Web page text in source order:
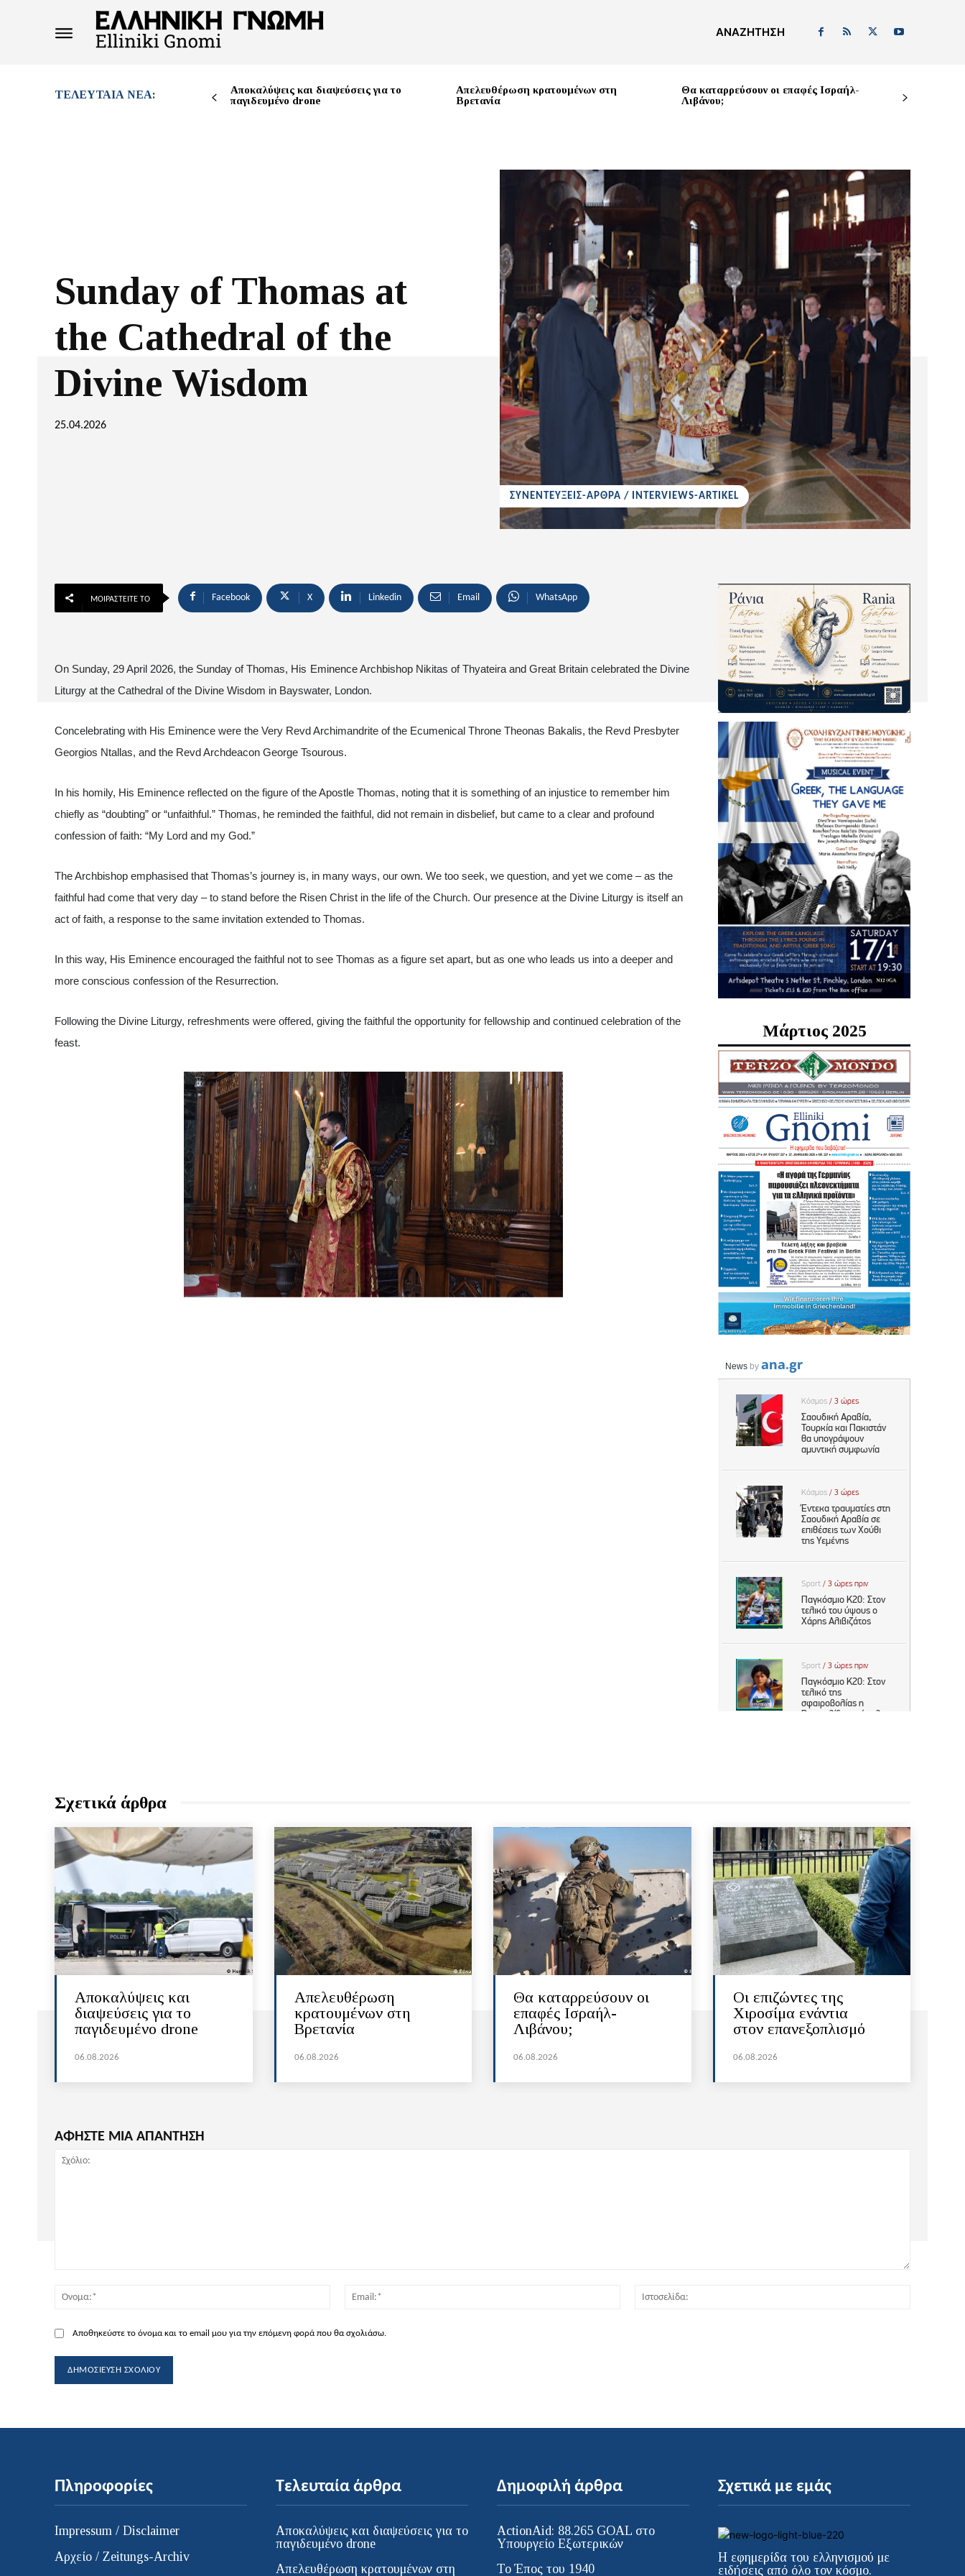
ΑΝΑΖΉΤΗΣΗ
ΤΕΛΕΥΤΑΊΑ ΝΈΑ:
Αποκαλύψεις και διαψεύσεις για το
παγιδευμένο drone
Απελευθέρωση κρατουμένων στη
Βρετανία
Θα καταρρεύσουν οι επαφές Ισραήλ-
Λιβάνου;
Sunday of Thomas at
the Cathedral of the
Divine Wisdom
25.04.2026
ΣΥΝΕΝΤΕΥΞΕΙΣ-ΑΡΘΡΑ / INTERVIEWS-ARTIKEL
ΜΟΙΡΑΣΤΕΊΤΕ ΤΟ Facebook X Linkedin Email WhatsApp
On Sunday, 29 April 2026, the Sunday of Thomas, His Eminence Archbishop Nikitas of Thyateira and Great Britain celebrated the Divine
Liturgy at the Cathedral of the Divine Wisdom in Bayswater, London.
Concelebrating with His Eminence were the Very Revd Archimandrite of the Ecumenical Throne Theonas Bakalis, the Revd Presbyter
Georgios Ntallas, and the Revd Archdeacon George Tsourous.
In his homily, His Eminence reflected on the figure of the Apostle Thomas, noting that it is something of an injustice to remember him
chiefly as “doubting” or “unfaithful.” Thomas, he reminded the faithful, did not remain in disbelief, but came to a clear and profound
confession of faith: “My Lord and my God.”
The Archbishop emphasised that Thomas’s journey is, in many ways, our own. We too seek, we question, and yet we come – as the
faithful had come that very day – to stand before the Risen Christ in the life of the Church. Our presence at the Divine Liturgy is itself an
act of faith, a response to the same invitation extended to Thomas.
In this way, His Eminence encouraged the faithful not to see Thomas as a figure set apart, but as one who leads us into a deeper and
more conscious confession of the Resurrection.
Following the Divine Liturgy, refreshments were offered, giving the faithful the opportunity for fellowship and continued celebration of the
feast.
Μάρτιος 2025
Σχετικά άρθρα
Αποκαλύψεις και
διαψεύσεις για το
παγιδευμένο drone
06.08.2026
Απελευθέρωση
κρατουμένων στη
Βρετανία
06.08.2026
Θα καταρρεύσουν οι
επαφές Ισραήλ-
Λιβάνου;
06.08.2026
Οι επιζώντες της
Χιροσίμα ενάντια
στον επανεξοπλισμό
06.08.2026
ΑΦΗΣΤΕ ΜΙΑ ΑΠΑΝΤΗΣΗ
Όνομα:*
Email:*
Αποθηκεύστε το όνομα και το email μου για την επόμενη φορά που θα σχολιάσω.
Πληροφορίες
Impressum / Disclaimer
Αρχείο / Zeitungs-Archiv
Τελευταία άρθρα
Αποκαλύψεις και διαψεύσεις για το
παγιδευμένο drone
Απελευθέρωση κρατουμένων στη
Δημοφιλή άρθρα
ActionAid: 88.265 GOAL στο
Υπουργείο Εξωτερικών
Το Έπος του 1940
Σχετικά με εμάς
Η εφημερίδα του ελληνισμού με
ειδήσεις από όλο τον κόσμο.